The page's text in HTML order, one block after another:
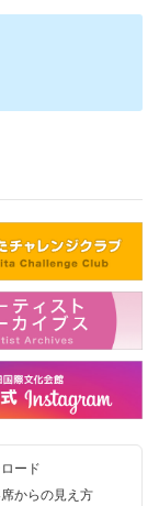
ード
からの見え方